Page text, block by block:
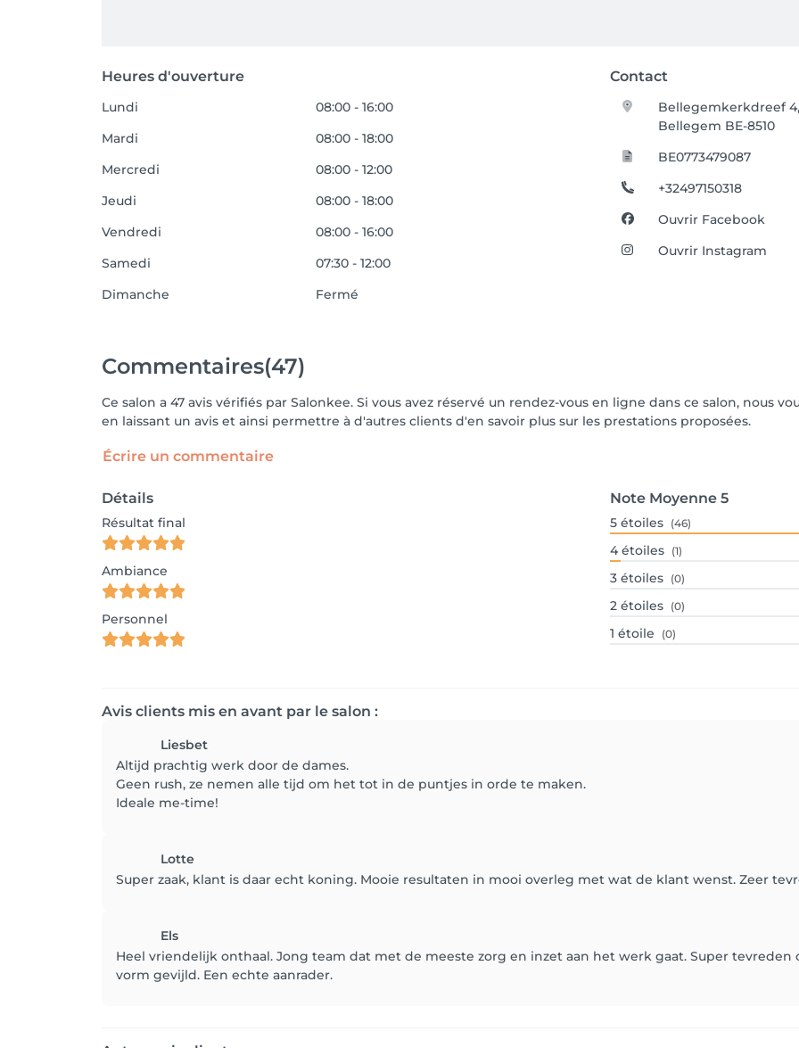
Heures d'ouverture Contact
Lundi
08:00 - 16:00
Mardi
08:00 - 18:00
Mercredi
08:00 - 12:00
Jeudi
08:00 - 18:00
Vendredi
08:00 - 16:00
Samedi
07:30 - 12:00
Dimanche
Fermé
Bellegemkerkdreef
Bellegem BE-8510
BE0773479087
+32497150318
Ouvrir Facebook
Ouvrir Instagram
Commentaires(47)
Ce salon a 47 avis vérifiés par Salonkee. Si vous avez réservé un rendez-vous en ligne dans ce salon, nous
en laissant un avis et ainsi permettre à d'autres clients d'en savoir plus sur les prestations proposées.
Écrire un commentaire
Détails
Résultat final
Ambiance
Personnel
Note Moyenne 5
5 étoiles (46)
4 étoiles (1)
3 étoiles (0)
2 étoiles (0)
1 étoile (0)
Avis clients mis en avant par le salon :
Liesbet
Altijd prachtig werk door de dames.
Geen rush, ze nemen alle tijd om het tot in de puntjes in orde te maken.
Ideale me-time!
Lotte
Super zaak, klant is daar echt koning. Mooie resultaten in mooi overleg met wat de klant wenst. Zeer
Els
Heel vriendelijk onthaal. Jong team dat met de meeste zorg en inzet aan het werk gaat. Super
vorm gevijld. Een echte aanrader.